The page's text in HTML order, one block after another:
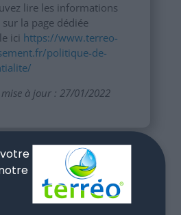
lire les informations
la page dédiée
ici https://www.terreo-
politique-de-
à jour : 27/01/2022